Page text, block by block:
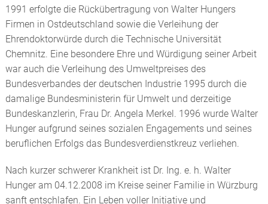
1991 erfolgte die Rückübertragung von Walter Hungers
Firmen in Ostdeutschland sowie die Verleihung der
Ehrendoktorwürde durch die Technische Universität
Chemnitz. Eine besondere Ehre und Würdigung seiner Arbeit
war auch die Verleihung des Umweltpreises des
Bundesverbandes der deutschen Industrie 1995 durch die
damalige Bundesministerin für Umwelt und derzeitige
Bundeskanzlerin, Frau Dr. Angela Merkel. 1996 wurde Walter
Hunger aufgrund seines sozialen Engagements und seines
beruflichen Erfolgs das Bundesverdienstkreuz verliehen.
Nach kurzer schwerer Krankheit ist Dr. Ing. e. h. Walter
Hunger am 04.12.2008 im Kreise seiner Familie in Würzburg
sanft entschlafen. Ein Leben voller Initiative und